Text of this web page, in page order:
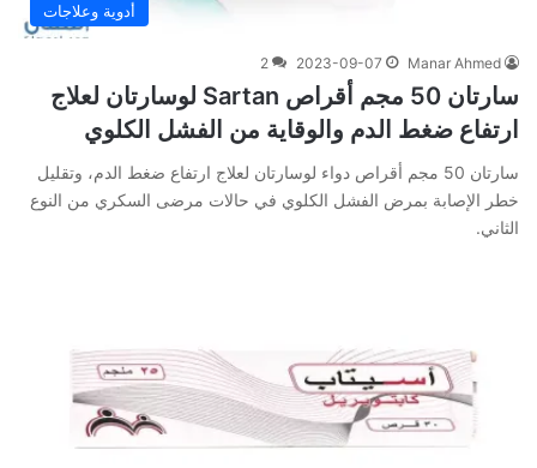
أدوية وعلاجات
Manar Ahmed
2023-09-07
2
سارتان 50 مجم أقراص Sartan لوسارتان لعلاج
ارتفاع ضغط الدم والوقاية من الفشل الكلوي
سارتان 50 مجم أقراص دواء لوسارتان لعلاج ارتفاع ضغط الدم، وتقليل
خطر الإصابة بمرض الفشل الكلوي في حالات مرضى السكري من النوع
الثاني.